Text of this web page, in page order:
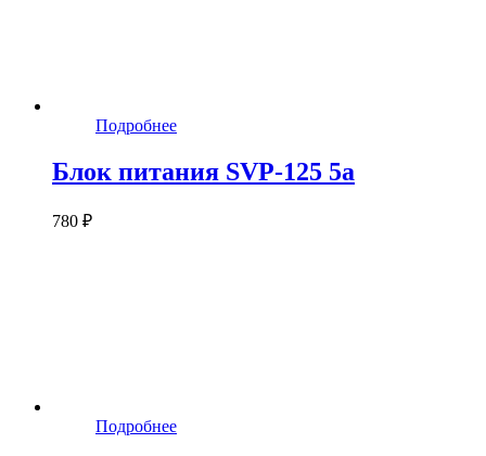
Подробнее
Блок питания SVP-125 5а
780 ₽
Подробнее